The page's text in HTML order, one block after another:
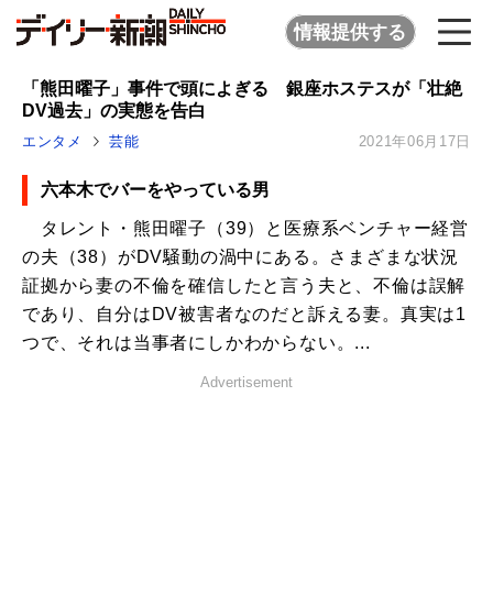
情報提供する
「熊田曜子」事件で頭によぎる 銀座ホステスが「壮絶
DV過去」の実態を告白
エンタメ 芸能 2021年06月17日
六本木でバーをやっている男
タレント・熊田曜子（39）と医療系ベンチャー経営
の夫（38）がDV騒動の渦中にある。さまざまな状況
証拠から妻の不倫を確信したと言う夫と、不倫は誤解
であり、自分はDV被害者なのだと訴える妻。真実は1
つで、それは当事者にしかわからない。...
Advertisement